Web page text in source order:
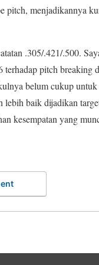
menjadikannya
.305/.421/.500.
pitch breaking
belum cukup
lebih baik dijadikan
kesempatan yang